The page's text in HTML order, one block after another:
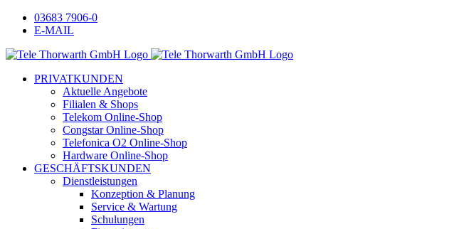
Zum
Inhalt
Facebook
Instagram
LinkedIn
Xing
03683 7906-0
E-MAIL
PRIVATKUNDEN
Aktuelle Angebote
Filialen & Shops
Telekom Online-Shop
Congstar Online-Shop
Telefonica O2 Online-Shop
Hardware Online-Shop
GESCHÄFTSKUNDEN
Dienstleistungen
Konzeption & Planung
Service & Wartung
Schulungen